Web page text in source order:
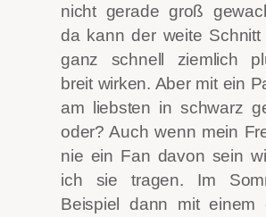
nicht gerade groß
da kann der weite Schnitt
ganz schnell ziemlich
breit wirken. Aber mit ein
am liebsten in schwarz
oder? Auch wenn mein
nie ein Fan davon sein
ich sie tragen. Im
Beispiel dann mit einem